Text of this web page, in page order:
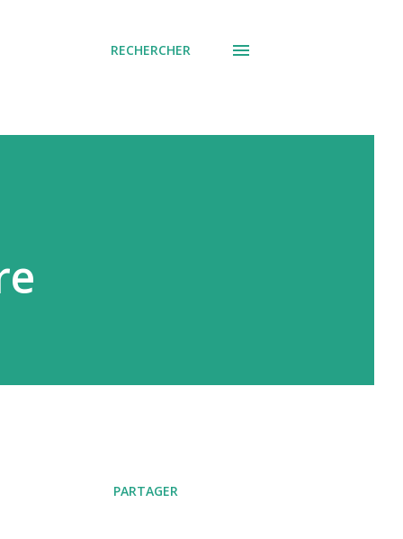
RECHERCHER
PARTAGER